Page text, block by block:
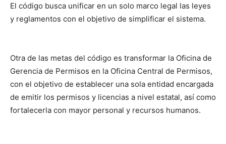
El código busca unificar en un solo marco legal las leyes
y reglamentos con el objetivo de simplificar el sistema.
Otra de las metas del código es transformar la Oficina de
Gerencia de Permisos en la Oficina Central de Permisos,
con el objetivo de establecer una sola entidad encargada
de emitir los permisos y licencias a nivel estatal, así como
fortalecerla con mayor personal y recursos humanos.